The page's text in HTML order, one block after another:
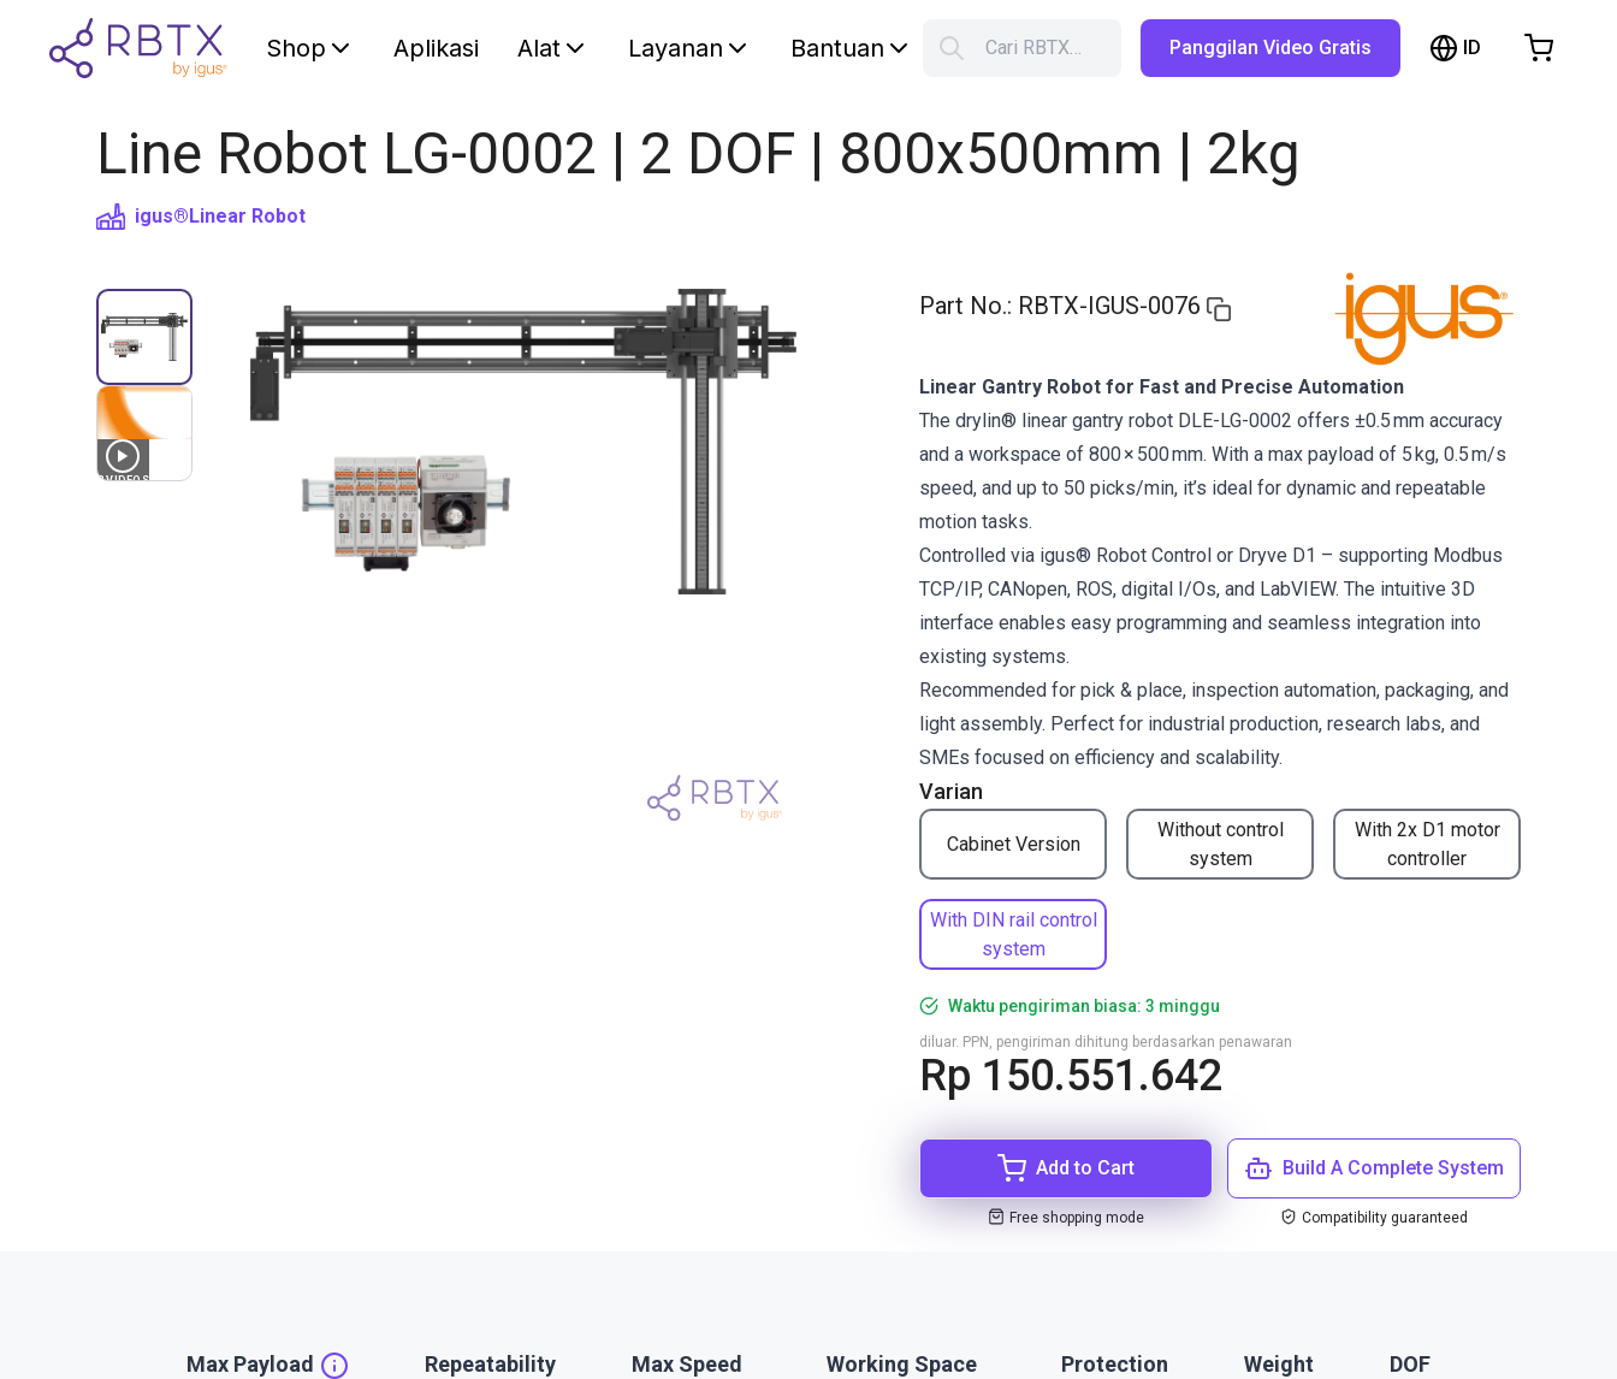
Shop Aplikasi Alat Layanan Bantuan Cari RBTX… Panggilan Video Gratis ID
Line Robot LG-0002 | 2 DOF | 800x500mm | 2kg
igus®Linear Robot
3 VIDEOS
Part No.: RBTX-IGUS-0076
Varian
Cabinet Version
Without control
system
With 2x D1 motor
controller
With DIN rail control
system
Linear Gantry Robot for Fast and Precise Automation
The drylin® linear gantry robot DLE-LG-0002 offers ±0.5 mm accuracy
and a workspace of 800 × 500 mm. With a max payload of 5 kg, 0.5 m/s
speed, and up to 50 picks/min, it’s ideal for dynamic and repeatable
motion tasks.
Controlled via igus® Robot Control or Dryve D1 – supporting Modbus
TCP/IP, CANopen, ROS, digital I/Os, and LabVIEW. The intuitive 3D
interface enables easy programming and seamless integration into
existing systems.
Recommended for pick & place, inspection automation, packaging, and
light assembly. Perfect for industrial production, research labs, and
SMEs focused on efficiency and scalability.
Waktu pengiriman biasa: 3 minggu
Rp 150.551.642
diluar. PPN, pengiriman dihitung berdasarkan penawaran
Add to Cart
Free shopping mode
Build A Complete System
Compatibility guaranteed
Max Payload Repeatability Max Speed Working Space Protection Weight DOF
Shopping Cart
Browse the shop